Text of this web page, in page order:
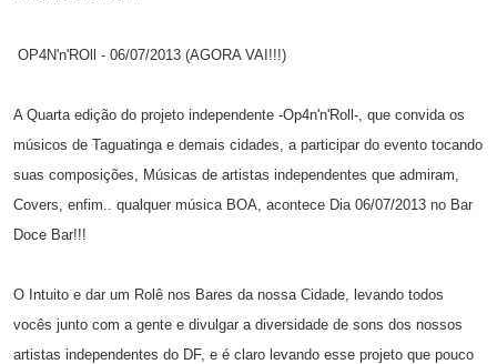
OP4N'n'ROll - 06/07/2013 (AGORA VAI!!!)
A Quarta edição do projeto independente -Op4n'n'Roll-, que convida os
músicos de Taguatinga e demais cidades, a participar do evento tocando
suas composições, Músicas de artistas independentes que admiram,
Covers, enfim.. qualquer música BOA, acontece Dia 06/07/2013 no Bar
Doce Bar!!!
O Intuito e dar um Rolê nos Bares da nossa Cidade, levando todos
vocês junto com a gente e divulgar a diversidade de sons dos nossos
artistas independentes do DF, e é claro levando esse projeto que pouco